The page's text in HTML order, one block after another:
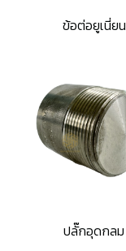
ข้อต่อยูเนี่ยน
ปลั๊กอุดกลม